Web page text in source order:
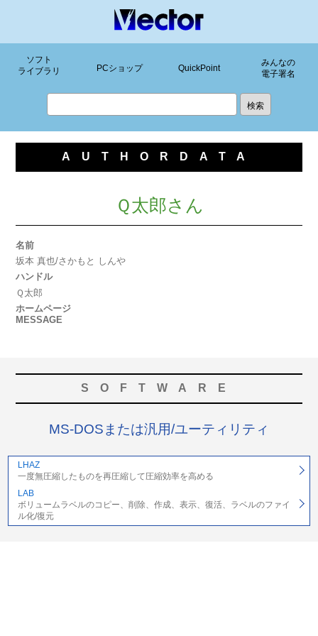
ソフト
ライブラリ
PCショップ QuickPoint
みんなの
電子署名
AUTHORDATA
Ｑ太郎さん
名前
坂本 真也/さかもと しんや
ハンドル
Ｑ太郎
ホームページ
MESSAGE
SOFTWARE
MS-DOSまたは汎用/ユーティリティ
LHAZ
一度無圧縮したものを再圧縮して圧縮効率を高める
LAB
ボリュームラベルのコピー、削除、作成、表示、復活、ラベルのファイ
ル化/復元